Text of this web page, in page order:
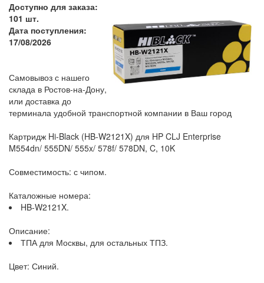
Доступно для заказа:
101 шт.
Дата поступления:
17/08/2026
Самовывоз с нашего
склада в Ростов-на-Дону,
или доставка до
терминала удобной транспортной компании в Ваш город
Картридж Hi-Black (HB-W2121X) для HP CLJ Enterprise
M554dn/ 555DN/ 555x/ 578f/ 578DN, C, 10K
Совместимость: с чипом.
Каталожные номера:
HB-W2121X.
Описание:
ТПА для Москвы, для остальных ТПЗ.
Цвет: Синий.